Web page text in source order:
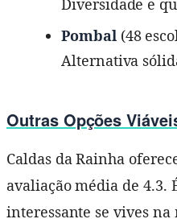
Diversidade e
Pombal(48
Alternativa
Outras Opções
Caldas da Rainha
avaliação média de 4.3.
interessante se vives